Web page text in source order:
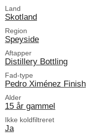
Land
Skotland
Region
Speyside
Aftapper
Distillery Bottling
Fad-type
Pedro Ximénez Finish
Alder
15 år gammel
Ikke koldfiltreret
Ja